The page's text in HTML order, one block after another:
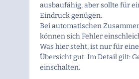
ausbaufähig, aber sollte für
Eindruck genügen.
Bei automatischen
können sich Fehler
Was hier steht, ist nur für
Übersicht gut. Im Detail gilt:
einschalten.